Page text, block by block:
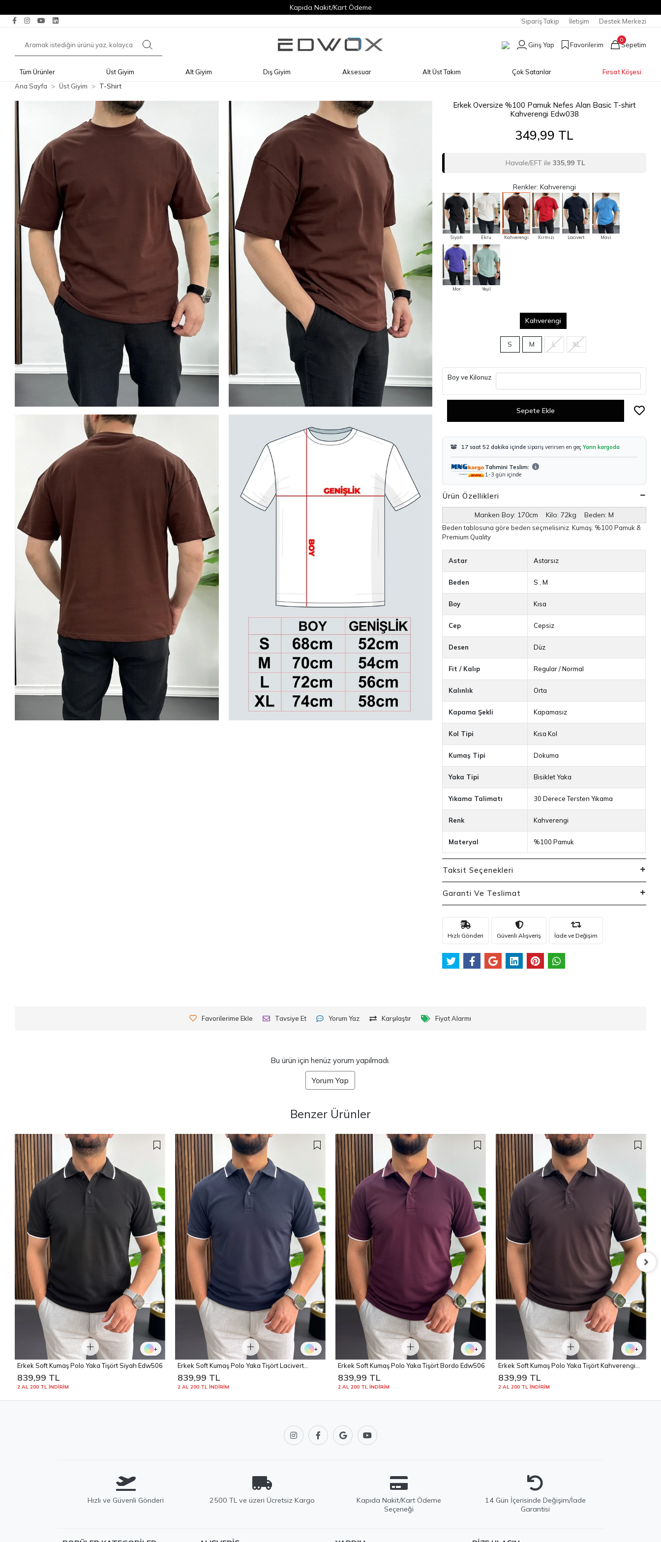
Kapıda Nakit/Kart Ödeme
Sipariş Takip İletişim Destek Merkezi
Giriş Yap Favorilerim
0
Sepetim
Tüm Ürünler Üst Giyim Alt Giyim Dış Giyim Aksesuar Alt Üst Takım Çok Satanlar
Fırsat Köşesi
Ana Sayfa
Üst Giyim T-Shirt
Erkek Oversize %100 Pamuk Nefes Alan Basic T-shirt
Kahverengi Edw038
349,99 TL
Havale/EFT ile335,99 TL
Renkler: Kahverengi
Siyah Ekru Kahverengi Kırmızı Lacivert Mavi
Mor Yeşil
Kahverengi
S M L XL
Boy ve Kilonuz
Sepete Ekle
17 saat 52 dakika içinde sipariş verirsen en geçYarın kargoda
Tahmini Teslim:
1-3 gün içinde
Ürün Özellikleri
Manken Boy: 170cm Kilo: 72kg Beden: M
Beden tablosuna göre beden seçmelisiniz. Kumaş: %100 Pamuk &
Premium Quality
Astar Astarsız
Beden S ,M
Boy Kısa
Cep Cepsiz
Desen Düz
Fit / Kalıp Regular / Normal
Kalınlık Orta
Kapama Şekli Kapamasız
Kol Tipi Kısa Kol
Kumaş Tipi Dokuma
Yaka Tipi Bisiklet Yaka
Yıkama Talimatı 30 Derece Tersten Yıkama
Renk Kahverengi
Materyal %100 Pamuk
Taksit Seçenekleri
Garanti Ve Teslimat
Hızlı Gönderi Güvenli Alışveriş İade ve Değişim
Favorilerime Ekle Tavsiye Et Yorum Yaz Karşılaştır Fiyat Alarmı
Bu ürün için henüz yorum yapılmadı.
Yorum Yap
Benzer Ürünler
+
Erkek Soft Kumaş Polo Yaka Tişört Siyah Edw506
839,99 TL
2 AL 200 TL İNDİRİM
+
Erkek Soft Kumaş Polo Yaka Tişört Lacivert
839,99 TL
2 AL 200 TL İNDİRİM
+
Erkek Soft Kumaş Polo Yaka Tişört Bordo Edw506
839,99 TL
2 AL 200 TL İNDİRİM
+
Erkek Soft Kumaş Polo Yaka Tişört Kahverengi
839,99 TL
2 AL 200 TL İNDİRİM
Hızlı ve Güvenli Gönderi 2500 TL ve üzeri Ücretsiz Kargo
Kapıda Nakit/Kart Ödeme
Seçeneği
14 Gün İçerisinde Değişim/İade
Garantisi